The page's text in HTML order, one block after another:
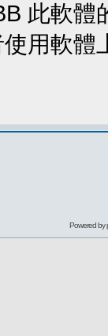
此軟
用軟
Powered by